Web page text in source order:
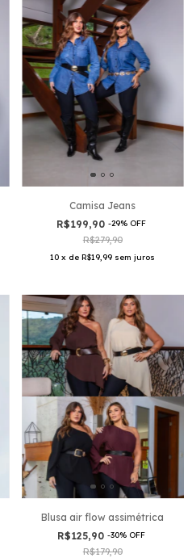
Camisa Jeans
R$199,90 -29% OFF
R$279,90
10 x deR$19,99 sem juros
Blusa air flow assimétrica
R$125,90 -30% OFF
R$179,90